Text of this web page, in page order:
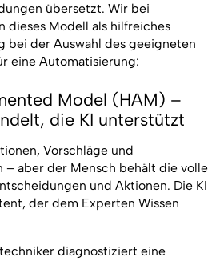
übersetzt. Wir bei
dieses Modell als hilfreiches
bei der Auswahl des geeigneten
eine Automatisierung:
Model (HAM) –
die KI unterstützt
Vorschläge und
– aber der Mensch behält die volle
und Aktionen. Die KI
der dem Experten Wissen
diagnostiziert eine